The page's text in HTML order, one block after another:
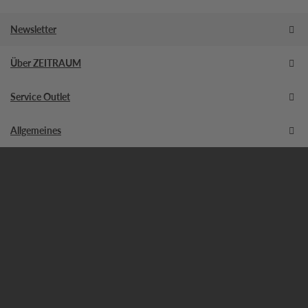
Newsletter
Über ZEITRAUM
Service Outlet
Allgemeines